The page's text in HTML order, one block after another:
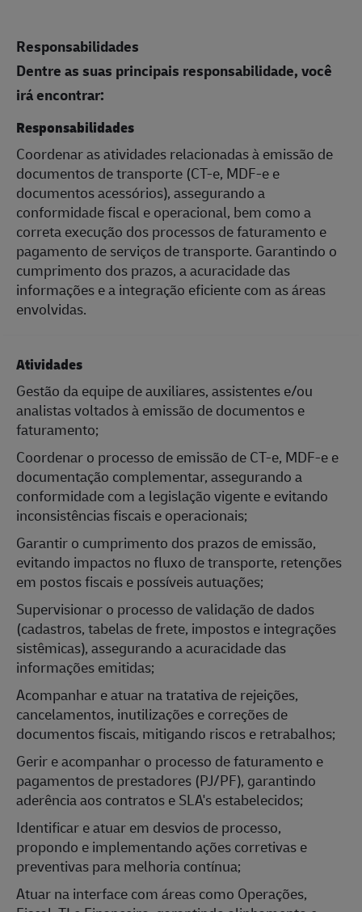
Responsabilidades
Dentre as suas principais responsabilidade, você
irá encontrar:
Responsabilidades
Coordenar as atividades relacionadas à emissão de
documentos de transporte (CT-e, MDF-e e
documentos acessórios), assegurando a
conformidade fiscal e operacional, bem como a
correta execução dos processos de faturamento e
pagamento de serviços de transporte. Garantindo o
cumprimento dos prazos, a acuracidade das
informações e a integração eficiente com as áreas
envolvidas.
Atividades
Gestão da equipe de auxiliares, assistentes e/ou
analistas voltados à emissão de documentos e
faturamento;
Coordenar o processo de emissão de CT-e, MDF-e e
documentação complementar, assegurando a
conformidade com a legislação vigente e evitando
inconsistências fiscais e operacionais;
Garantir o cumprimento dos prazos de emissão,
evitando impactos no fluxo de transporte, retenções
em postos fiscais e possíveis autuações;
Supervisionar o processo de validação de dados
(cadastros, tabelas de frete, impostos e integrações
sistêmicas), assegurando a acuracidade das
informações emitidas;
Acompanhar e atuar na tratativa de rejeições,
cancelamentos, inutilizações e correções de
documentos fiscais, mitigando riscos e retrabalhos;
Gerir e acompanhar o processo de faturamento e
pagamentos de prestadores (PJ/PF), garantindo
aderência aos contratos e SLA's estabelecidos;
Identificar e atuar em desvios de processo,
propondo e implementando ações corretivas e
preventivas para melhoria contínua;
Atuar na interface com áreas como Operações,